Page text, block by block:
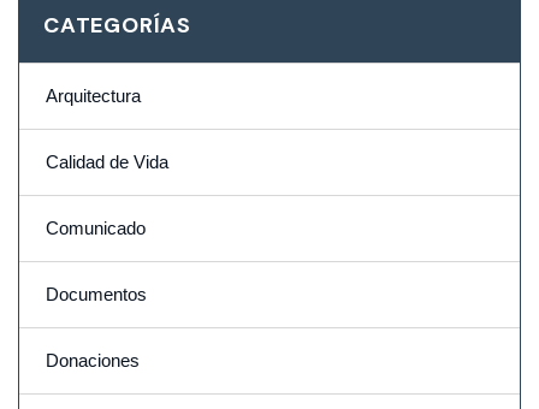
CATEGORÍAS
Arquitectura
Calidad de Vida
Comunicado
Documentos
Donaciones